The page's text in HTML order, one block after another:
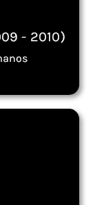
- 2010)